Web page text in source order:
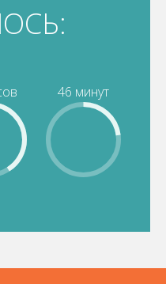
46 минут